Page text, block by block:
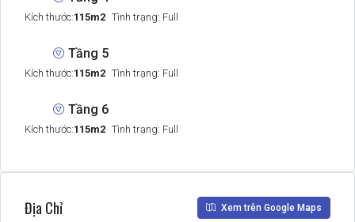
Kích thước:115m2 Tình trạng: Full
Tầng 5
Kích thước:115m2 Tình trạng: Full
Tầng 6
Kích thước:115m2 Tình trạng: Full
Địa Chỉ Xem trên Google Maps